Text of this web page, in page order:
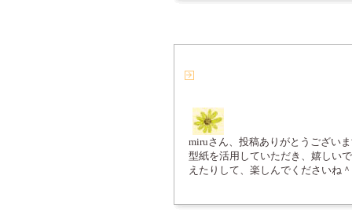
miruさん、投稿ありがとうござい
型紙を活用していただき、嬉しい
えたりして、楽しんでくださいね